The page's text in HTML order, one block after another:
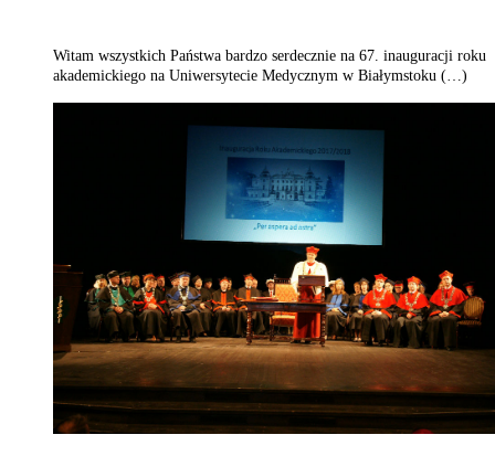
Witam wszystkich Państwa bardzo serdecznie na 67. inauguracji roku
akademickiego na Uniwersytecie Medycznym w Białymstoku (…)